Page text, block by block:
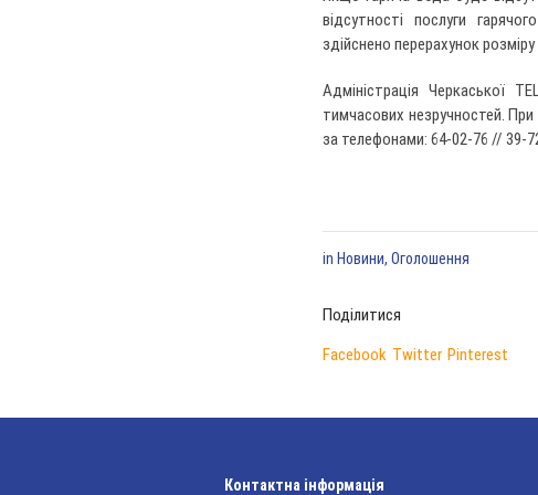
відсутності послуги
здійснено перерахунок
Адміністрація Черкаської
тимчасових незручностей.
за телефонами: 64-02-76 // 39-
in Новини, Оголошення
Поділитися
Facebook Twitter Pinterest
Контактна інформація